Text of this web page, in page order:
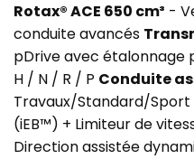
Rotax® ACE 650 cm³ -
conduite avancés
pDrive avec étalonnage
H / N / R / P Conduite
Travaux/Standard/
(iEB™) + Limiteur de
Direction assistée